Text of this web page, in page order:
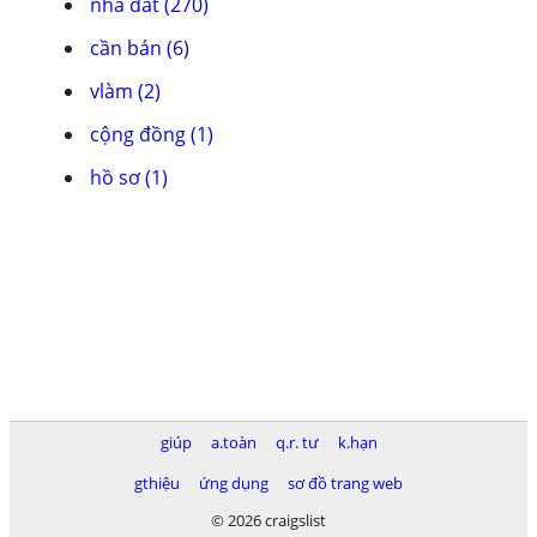
cần bán (6)
vlàm (2)
cộng đồng (1)
hồ sơ (1)
giúp a.toàn q.r. tư
k.hạn
gthiệu
ứng dụng
sơ đồ trang web
© 2026 craigslist